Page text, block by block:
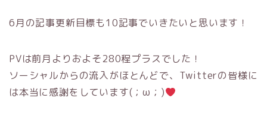
6月の記事更新目標も10記事でいきたいと思います！
PVは前月よりおよそ280程プラスでした！
ソーシャルからの流入がほとんどで、Twitterの皆様に
は本当に感謝をしています(；ω；)